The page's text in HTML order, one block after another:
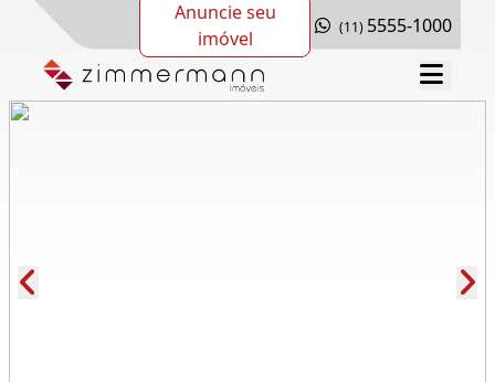
Anuncie seu
imóvel
(11) 5555-1000